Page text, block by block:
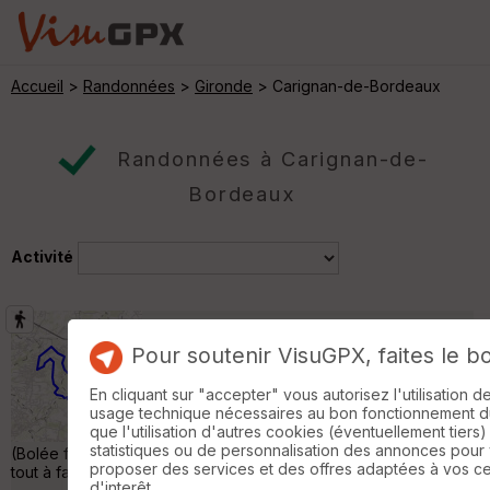
Accueil > Randonnées > Gironde > Carignan-de-Bordeaux
Randonnées à Carignan-de-
Bordeaux
Activité
Agréable balade avec peu de route, ce qui
n'est pas simple quand on est aussi près de
Bordeaux. A voir, une éolienne de Bolée
(Bolée fut un disciple de Gustave Eiffel), et une oasis artificielle
tout à fait inattendue dans ce coin. »
Pour soutenir VisuGPX, faites le
En cliquant sur "accepter" vous autorisez l'utilisation
usage technique nécessaires au bon fonctionnement
que l'utilisation d'autres cookies (éventuellement
statistiques ou de personnalisation des annonces pour
proposer des services et des offres adaptées à vos